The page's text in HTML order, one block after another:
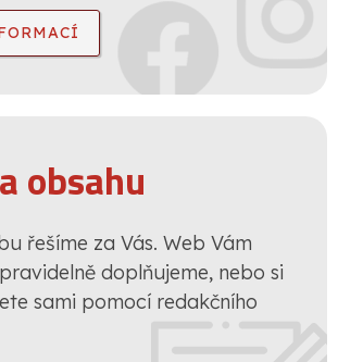
obsahu
řešíme za Vás. Web Vám
doplňujeme, nebo si
sami pomocí redakčního